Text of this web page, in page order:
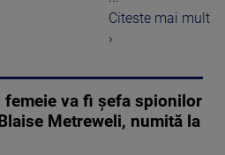
Citeste mai mult
›
femeie va fi șefa spionilor
Metreweli, numită la